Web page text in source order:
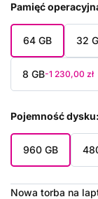
Pamięć
64 GB 32
8 GB-1 230,00 zł
Pojemność dysku
960 GB
Nowa torba na